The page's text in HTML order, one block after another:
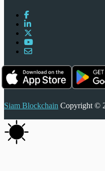
Siam Blockchain Copyright ©